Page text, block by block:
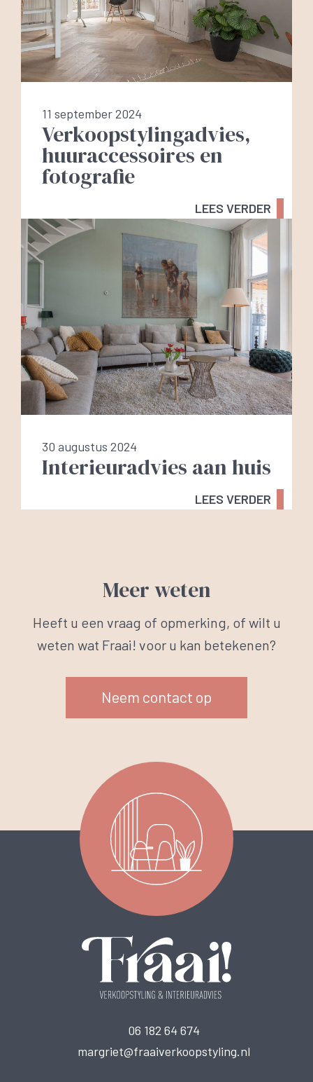
11 september 2024
Verkoopstylingadvies,
huuraccessoires en
fotografie
LEES VERDER
30 augustus 2024
Interieuradvies aan huis
LEES VERDER
Meer weten
Heeft u een vraag of opmerking, of wilt u
weten wat Fraai! voor u kan betekenen?
Neem contact op
06 182 64 674
margriet@fraaiverkoopstyling.nl